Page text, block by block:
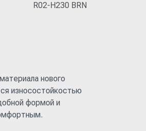
R02-H230 BRN
нового
износостойкостью
формой и